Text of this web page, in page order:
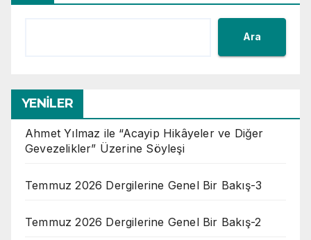
Ara
YENİLER
Ahmet Yılmaz ile “Acayip Hikâyeler ve Diğer
Gevezelikler” Üzerine Söyleşi
Temmuz 2026 Dergilerine Genel Bir Bakış-3
Temmuz 2026 Dergilerine Genel Bir Bakış-2